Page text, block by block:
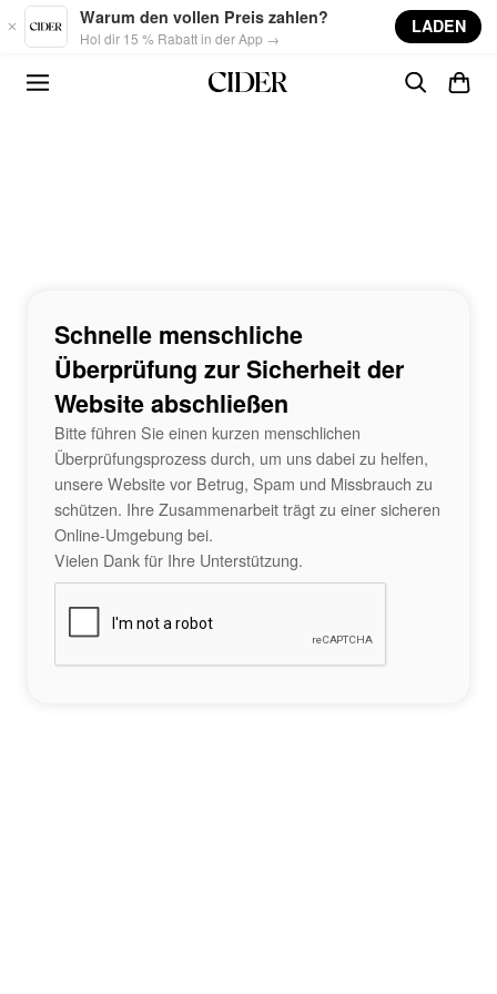
Skip to main content
Warum den vollen Preis zahlen?
Hol dir 15 % Rabatt in der App →
LADEN
Schnelle menschliche
Überprüfung zur Sicherheit der
Website abschließen
Bitte führen Sie einen kurzen menschlichen
Überprüfungsprozess durch, um uns dabei zu helfen,
unsere Website vor Betrug, Spam und Missbrauch zu
schützen. Ihre Zusammenarbeit trägt zu einer sicheren
Online-Umgebung bei.
Vielen Dank für Ihre Unterstützung.